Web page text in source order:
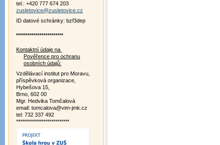
tel.: +420 777 674 203
zusletovice@zusletovice.cz
ID datové schránky: bzf3dep
************************
Kontaktní údaje na
Pověřence pro ochranu
osobních údajů:
Vzdělávací institut pro Moravu,
příspěvková organizace,
Hybešova 15,
Brno, 602 00
Mgr. Hedvika Tomčalová
email: tomcalova@vim-jmk.cz
tel: 732 337 492
***************************